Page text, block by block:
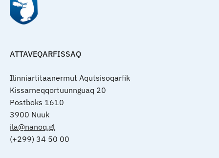
ATTAVEQARFISSAQ
Ilinniartitaanermut Aqutsisoqarfik
Kissarneqqortuunnguaq 20
Postboks 1610
3900 Nuuk
ila@nanoq.gl
(+299) 34 50 00